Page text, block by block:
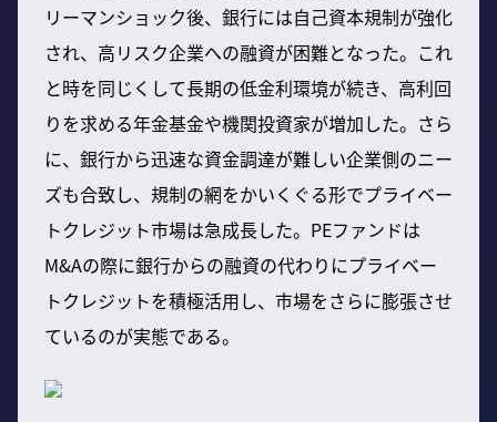
リーマンショック後、銀行には自己資本規制が強化
され、高リスク企業への融資が困難となった。これ
と時を同じくして長期の低金利環境が続き、高利回
りを求める年金基金や機関投資家が増加した。さら
に、銀行から迅速な資金調達が難しい企業側のニー
ズも合致し、規制の網をかいくぐる形でプライベー
トクレジット市場は急成長した。PEファンドは
M&Aの際に銀行からの融資の代わりにプライベー
トクレジットを積極活用し、市場をさらに膨張させ
ているのが実態である。